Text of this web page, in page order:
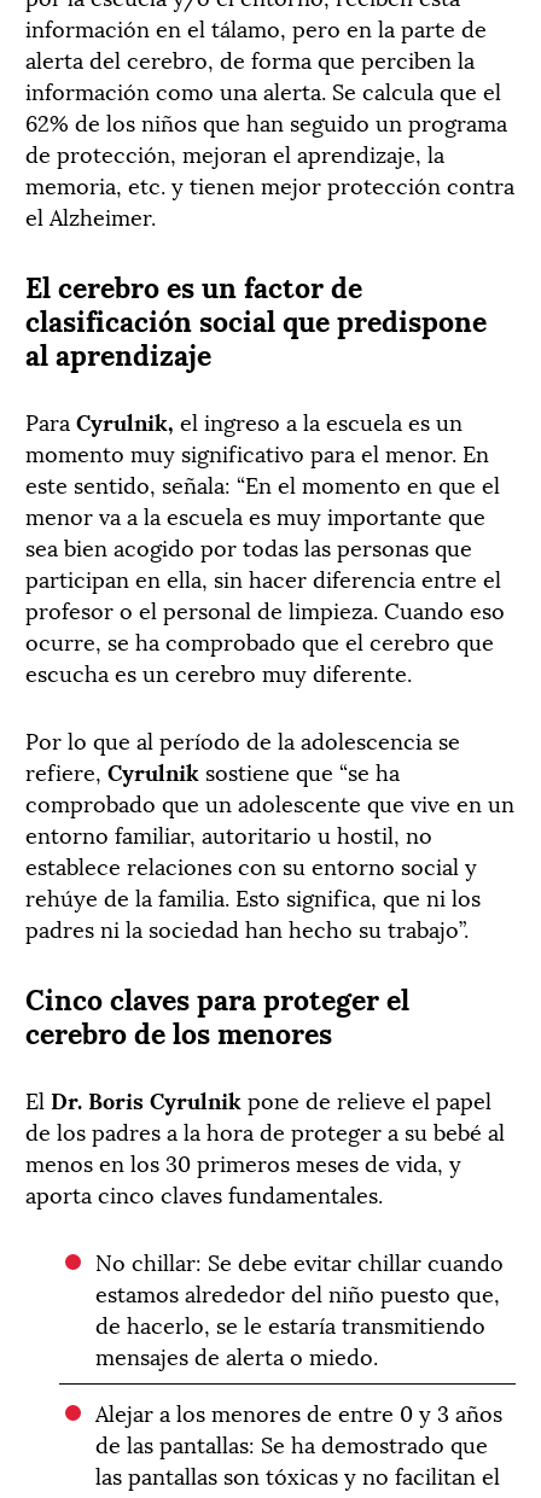
información en el tálamo, pero en la parte de
alerta del cerebro, de forma que perciben la
información como una alerta. Se calcula que el
62% de los niños que han seguido un programa
de protección, mejoran el aprendizaje, la
memoria, etc. y tienen mejor protección contra
el Alzheimer.
El cerebro es un factor de
clasificación social que predispone
al aprendizaje
Para Cyrulnik, el ingreso a la escuela es un
momento muy significativo para el menor. En
este sentido, señala: “En el momento en que el
menor va a la escuela es muy importante que
sea bien acogido por todas las personas que
participan en ella, sin hacer diferencia entre el
profesor o el personal de limpieza. Cuando eso
ocurre, se ha comprobado que el cerebro que
escucha es un cerebro muy diferente.
Por lo que al período de la adolescencia se
refiere, Cyrulnik sostiene que “se ha
comprobado que un adolescente que vive en un
entorno familiar, autoritario u hostil, no
establece relaciones con su entorno social y
rehúye de la familia. Esto significa, que ni los
padres ni la sociedad han hecho su trabajo”.
Cinco claves para proteger el
cerebro de los menores
El Dr. Boris Cyrulnik pone de relieve el papel
de los padres a la hora de proteger a su bebé al
menos en los 30 primeros meses de vida, y
aporta cinco claves fundamentales.
No chillar: Se debe evitar chillar cuando
estamos alrededor del niño puesto que,
de hacerlo, se le estaría transmitiendo
mensajes de alerta o miedo.
Alejar a los menores de entre 0 y 3 años
de las pantallas: Se ha demostrado que
las pantallas son tóxicas y no facilitan el